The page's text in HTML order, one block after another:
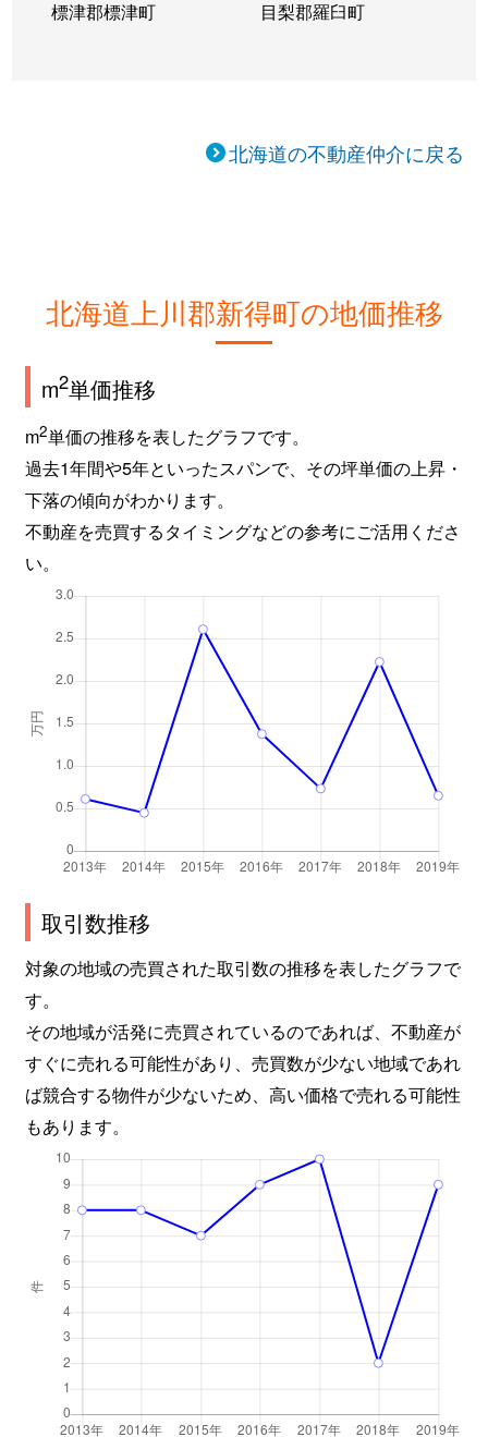
標津郡標津町 目梨郡羅臼町
北海道の不動産仲介に戻る
北海道上川郡新得町の地価推移
m2単価推移
m2単価の推移を表したグラフです。
過去1年間や5年といったスパンで、その坪単価の上昇・
下落の傾向がわかります。
不動産を売買するタイミングなどの参考にご活用くださ
い。
取引数推移
対象の地域の売買された取引数の推移を表したグラフで
す。
その地域が活発に売買されているのであれば、不動産が
すぐに売れる可能性があり、売買数が少ない地域であれ
ば競合する物件が少ないため、高い価格で売れる可能性
もあります。